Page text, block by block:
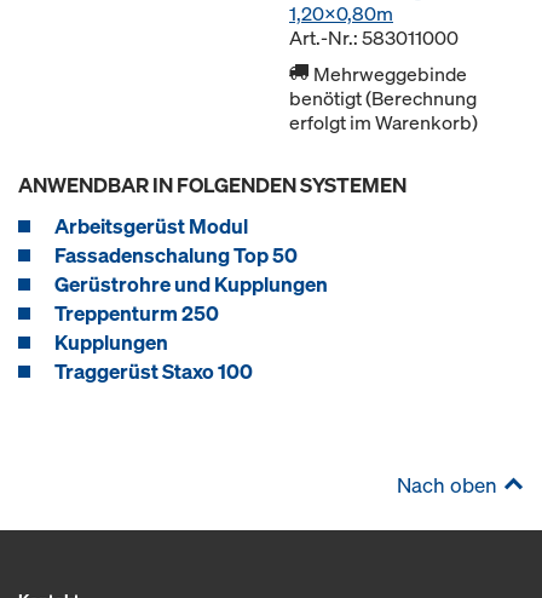
1,20x0,80m
Art.-Nr.: 583011000
Mehrweggebinde
benötigt (Berechnung
erfolgt im Warenkorb)
ANWENDBAR IN FOLGENDEN SYSTEMEN
Arbeitsgerüst Modul
Fassadenschalung Top 50
Gerüstrohre und Kupplungen
Treppenturm 250
Kupplungen
Traggerüst Staxo 100
Nach oben